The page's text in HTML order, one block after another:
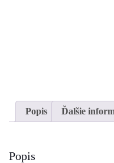
Popis Ďalšie
Popis